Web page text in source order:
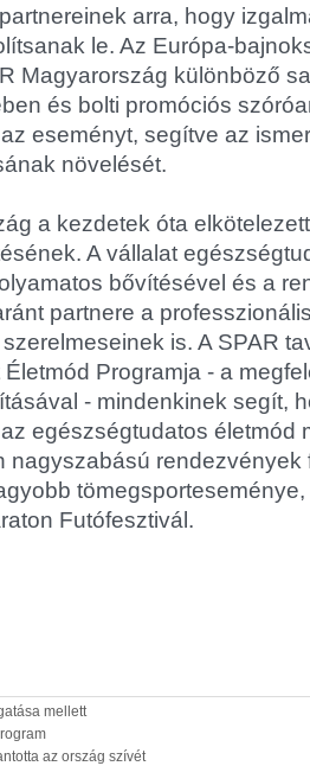
arra, hogy
le. Az Európa-
Magyarország különböző
és bolti promóciós
eseményt, segítve az
növelését.
a kezdetek óta
A vállalat
bővítésével és a
partnere a
is. A SPAR
Programja - a
- mindenkinek segít,
egészségtudatos életmód
nagyszabású rendezvények
Futófesztivál.
mellett
az ország szívét